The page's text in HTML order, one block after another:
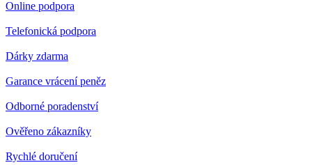
Online podpora
Telefonická podpora
Dárky zdarma
Garance vrácení peněz
Odborné poradenství
Ověřeno zákazníky
Rychlé doručení